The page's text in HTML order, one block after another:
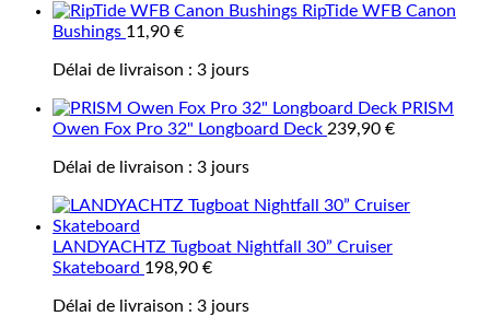
RipTide WFB Canon
Bushings 11,90 €
Délai de livraison : 3 jours
PRISM
Owen Fox Pro 32" Longboard Deck 239,90 €
Délai de livraison : 3 jours
LANDYACHTZ Tugboat Nightfall 30” Cruiser
Skateboard 198,90 €
Délai de livraison : 3 jours